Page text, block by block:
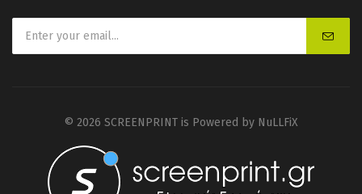
© 2026 SCREENPRINT is Powered by NuLLFiX